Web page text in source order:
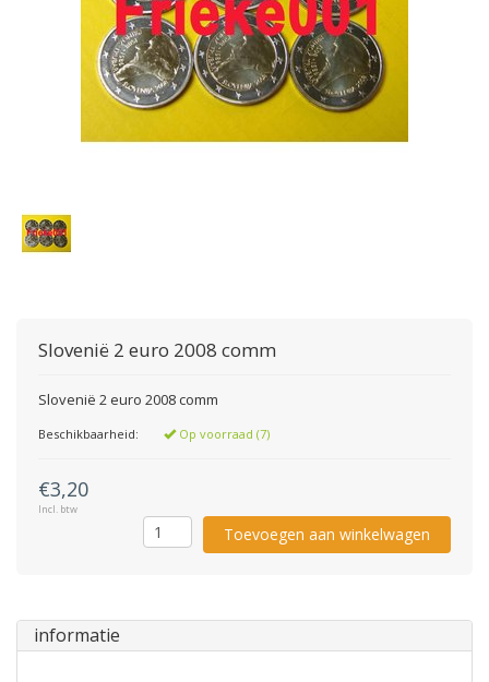
Slovenië 2 euro 2008 comm
Slovenië 2 euro 2008 comm
Beschikbaarheid: Op voorraad (7)
€3,20
Incl. btw
Toevoegen aan winkelwagen
informatie